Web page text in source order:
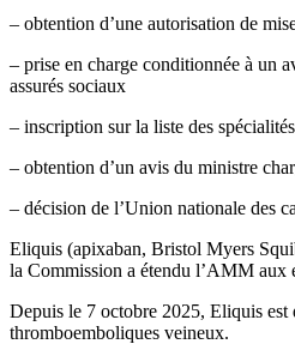
– obtention d’une autorisation de
– prise en charge conditionnée à un
assurés sociaux
– inscription sur la liste des
– obtention d’un avis du ministre
– décision de l’Union nationale des
Eliquis (apixaban, Bristol Myers
la Commission a étendu l’AMM aux
Depuis le 7 octobre 2025, Eliquis est
thromboemboliques veineux.